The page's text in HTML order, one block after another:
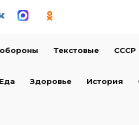
Текстовые СССР
Еда Здоровье История